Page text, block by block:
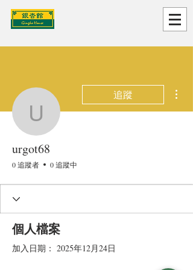
urgot68
追蹤
urgot68
0 追蹤者 0 追蹤中
個人檔案
加入日期： 2025年12月24日